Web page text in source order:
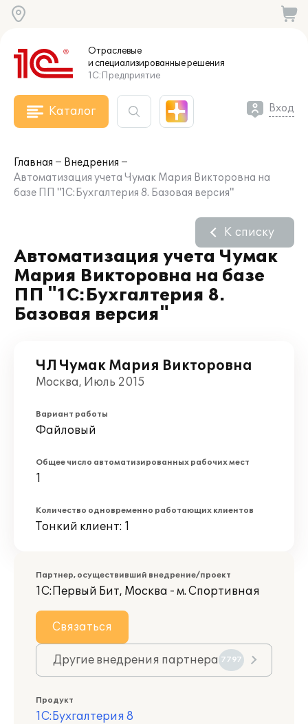
Отраслевые
и специализированныерешения
1С:Предприятие
Каталог Вход
Главная
Внедрения
Автоматизация учета Чумак Мария Викторовна на
базе ПП "1С:Бухгалтерия 8. Базовая версия"
Автоматизация учета Чумак
Мария Викторовна на базе
ПП "1С:Бухгалтерия 8.
Базовая версия"
К списку
ЧЛ Чумак Мария Викторовна
Москва, Июль 2015
Вариант работы
Файловый
Общее число автоматизированных рабочих мест
1
Количество одновременно работающих клиентов
Тонкий клиент: 1
Партнер, осуществивший внедрение/проект
1С:Первый Бит, Москва - м. Спортивная
Связаться
Другие внедрения партнера 7797
Продукт
1С:Бухгалтерия 8